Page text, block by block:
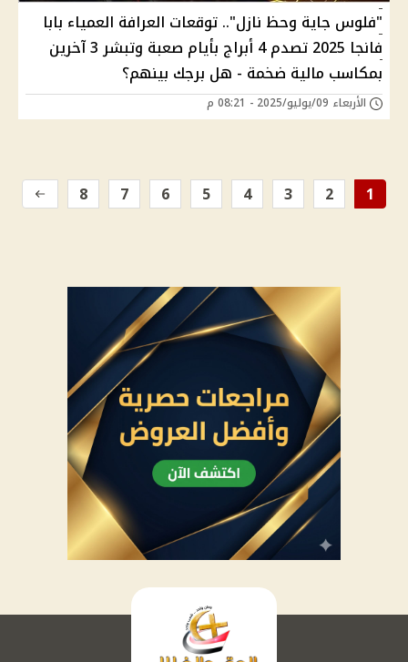
"فلوس جاية وحظ نازل".. توقعات العرافة العمياء بابا
فانجا 2025 تصدم 4 أبراج بأيام صعبة وتبشر 3 آخرين
بمكاسب مالية ضخمة - هل برجك بينهم؟
الأربعاء 09/يوليو/2025 - 08:21 م
1
2
3
4
5
6
7
8